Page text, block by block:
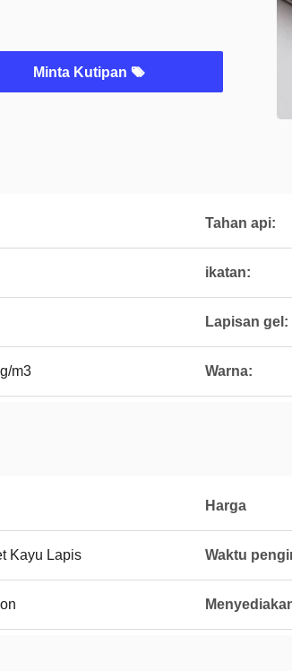
Minta Kutipan
Tahan api:
ikatan:
Lapisan gel:
m3 Warna:
Harga
Kayu Lapis Waktu